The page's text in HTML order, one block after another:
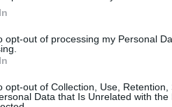
opt-out of processing my Personal
opt-out of Collection, Use,
Data that Is Unrelated with